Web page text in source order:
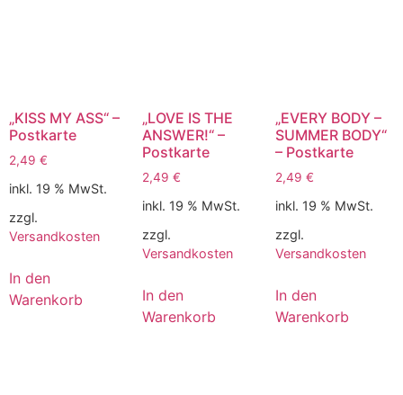
„KISS MY ASS“ –
Postkarte
2,49 €
inkl. 19 % MwSt.
zzgl.
Versandkosten
In den
Warenkorb
„LOVE IS THE
ANSWER!“ –
Postkarte
2,49 €
inkl. 19 % MwSt.
zzgl.
Versandkosten
In den
Warenkorb
„EVERY BODY –
SUMMER BODY“
– Postkarte
2,49 €
inkl. 19 % MwSt.
zzgl.
Versandkosten
In den
Warenkorb